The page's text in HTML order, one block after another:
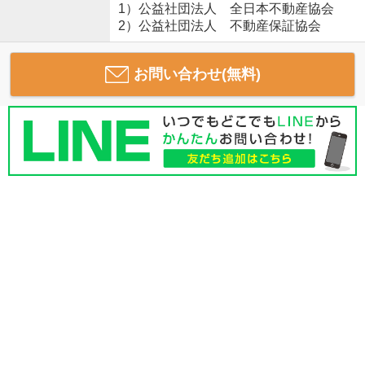
1）公益社団法人 全日本不動産協会
2）公益社団法人 不動産保証協会
お問い合わせ(無料)